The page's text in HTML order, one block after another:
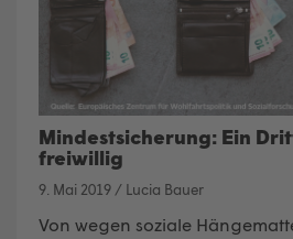
Mindestsicherung: Ein
freiwillig
9. Mai 2019 / Lucia Bauer
Von wegen soziale